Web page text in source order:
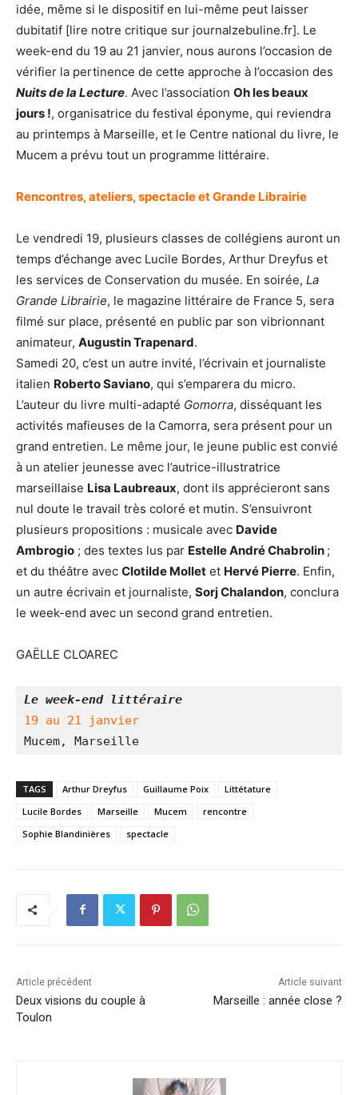
idée, même si le dispositif en lui-même peut laisser
dubitatif [lire notre critique sur journalzebuline.fr]. Le
week-end du 19 au 21 janvier, nous aurons l’occasion de
vérifier la pertinence de cette approche à l’occasion des
Nuits de la Lecture. Avec l’association Oh les beaux
jours !, organisatrice du festival éponyme, qui reviendra
au printemps à Marseille, et le Centre national du livre, le
Mucem a prévu tout un programme littéraire.
Rencontres, ateliers, spectacleet Grande Librairie
Le vendredi 19, plusieurs classes de collégiens auront un
temps d’échange avec Lucile Bordes, Arthur Dreyfus et
les services de Conservation du musée. En soirée, La
Grande Librairie, le magazine littéraire de France 5, sera
filmé sur place, présenté en public par son vibrionnant
animateur, Augustin Trapenard.
Samedi 20, c’est un autre invité, l’écrivain et journaliste
italien Roberto Saviano, qui s’emparera du micro.
L’auteur du livre multi-adapté Gomorra, disséquant les
activités mafieuses de la Camorra, sera présent pour un
grand entretien. Le même jour, le jeune public est convié
à un atelier jeunesse avec l’autrice-illustratrice
marseillaise Lisa Laubreaux, dont ils apprécieront sans
nul doute le travail très coloré et mutin. S’ensuivront
plusieurs propositions : musicale avec Davide
Ambrogio ; des textes lus par Estelle André Chabrolin ;
et du théâtre avec Clotilde Mollet et Hervé Pierre. Enfin,
un autre écrivain et journaliste, Sorj Chalandon, conclura
le week-end avec un second grand entretien.
GAËLLE CLOAREC
Le week-end littéraire
19 au 21 janvier
Mucem, Marseille
TAGS Arthur Dreyfus Guillaume Poix
Littétature
Lucile Bordes
Marseille Mucem
rencontre
Sophie Blandinières
spectacle
Article précédent
Deux visions du couple à
Toulon
Article suivant
Marseille : année close ?